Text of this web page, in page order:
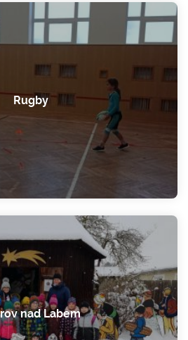
Rugby
nad Labem